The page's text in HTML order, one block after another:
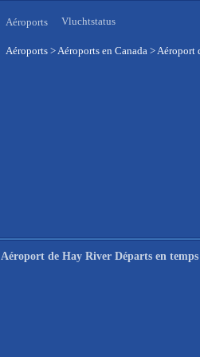
Aéroports Vluchtstatus
Aéroports >Aéroports en Canada >Aéroport
Aéroport de Hay River Départs en